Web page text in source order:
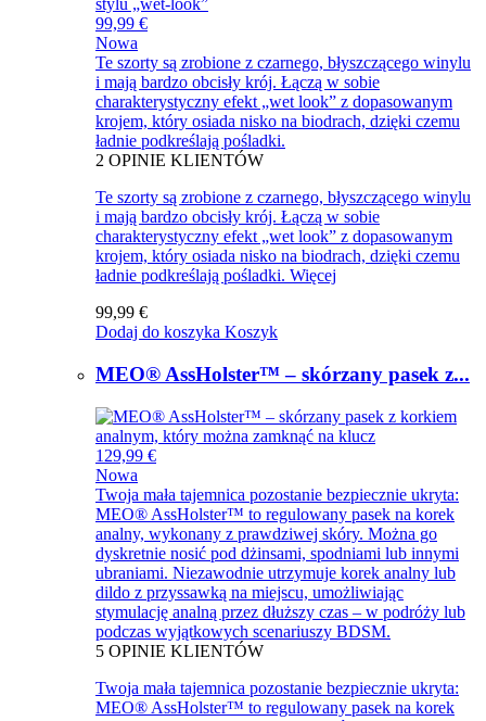
99,99 €
Nowa
Te szorty są zrobione z czarnego, błyszczącego winylu
i mają bardzo obcisły krój. Łączą w sobie
charakterystyczny efekt „wet look” z dopasowanym
krojem, który osiada nisko na biodrach, dzięki czemu
ładnie podkreślają pośladki.
2 OPINIE KLIENTÓW
Te szorty są zrobione z czarnego, błyszczącego winylu
i mają bardzo obcisły krój. Łączą w sobie
charakterystyczny efekt „wet look” z dopasowanym
krojem, który osiada nisko na biodrach, dzięki czemu
ładnie podkreślają pośladki. Więcej
99,99 €
Dodaj do koszyka Koszyk
MEO® AssHolster™ – skórzany pasek z...
129,99 €
Nowa
Twoja mała tajemnica pozostanie bezpiecznie ukryta:
MEO® AssHolster™ to regulowany pasek na korek
analny, wykonany z prawdziwej skóry. Można go
dyskretnie nosić pod dżinsami, spodniami lub innymi
ubraniami. Niezawodnie utrzymuje korek analny lub
dildo z przyssawką na miejscu, umożliwiając
stymulację analną przez dłuższy czas – w podróży lub
podczas wyjątkowych scenariuszy BDSM.
5 OPINIE KLIENTÓW
Twoja mała tajemnica pozostanie bezpiecznie ukryta:
MEO® AssHolster™ to regulowany pasek na korek